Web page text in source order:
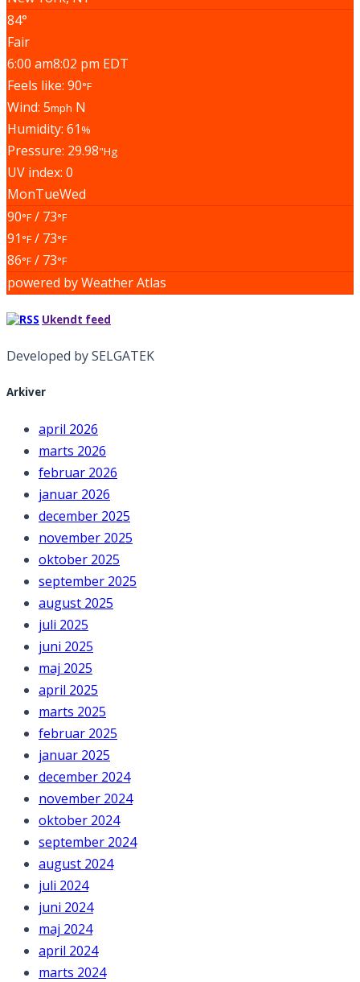
84°
Fair
6:00 am8:02 pm EDT
Feels like: 90°F
Wind: 5mph N
Humidity: 61%
Pressure: 29.98"Hg
UV index: 0
MonTueWed
90°F/ 73°F
91 °F/ 73°F
86°F/ 73°F
powered byWeather Atlas
Ukendt feed
Developed by SELGATEK
Arkiver
april 2026
marts 2026
februar 2026
januar 2026
december 2025
november 2025
oktober 2025
september 2025
august 2025
juli 2025
juni 2025
maj 2025
april 2025
marts 2025
februar 2025
januar 2025
december 2024
november 2024
oktober 2024
september 2024
august 2024
juli 2024
juni 2024
maj 2024
april 2024
marts 2024